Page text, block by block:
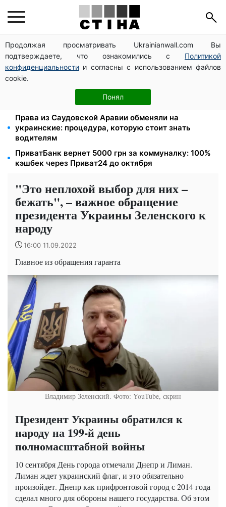
Продолжая просматривать Ukrainianwall.com Вы
подтверждаете, что ознакомились с Политикой
конфиденциальности и согласны с использованием файлов
cookie.
Понял
Тарифы на воду взлетели до 91,24 грн/куб, газ
может достичь 15 грн: коммунальные цены в
августе
Субсидии отменят, льготы на коммуналку
аннулируют: ПФУ проверяет доходы пенсионеров в
Права из Саудовской Аравии обменяли на
украинские: процедура, которую стоит знать
водителям
ПриватБанк вернет 5000 грн за коммуналку: 100%
кэшбек через Приват24 до октября
"Это неплохой выбор для них –
бежать", – важное обращение
президента Украины Зеленского к
народу
16:00 11.09.2022
Главное из обращения гаранта
Владимир Зеленский. Фото: YouTube, скрин
Президент Украины обратился к
народу на 199-й день
полномасштабной войны
10 сентября День города отмечали Днепр и Лиман.
Лиман ждет украинский флаг, и это обязательно
произойдет. Днепр как прифронтовой город с 2014 года
сделал много для обороны нашего государства. Об этом